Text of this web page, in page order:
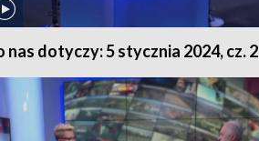
nas dotyczy: 5 stycznia 2024, cz. 2